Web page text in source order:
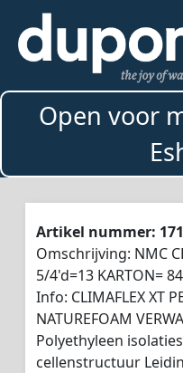
Open voor
Artikel nummer:
Omschrijving: NMC
5/4'd=13 KARTON=
Info: CLIMAFLEX XT
NATUREFOAM
Polyethyleen
cellenstructuur